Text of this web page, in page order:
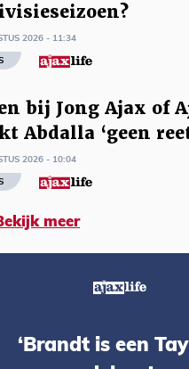
2026 - 11:34
bij Jong Ajax of
Abdalla ‘geen
2026 - 10:04
meer
‘Brandt is een